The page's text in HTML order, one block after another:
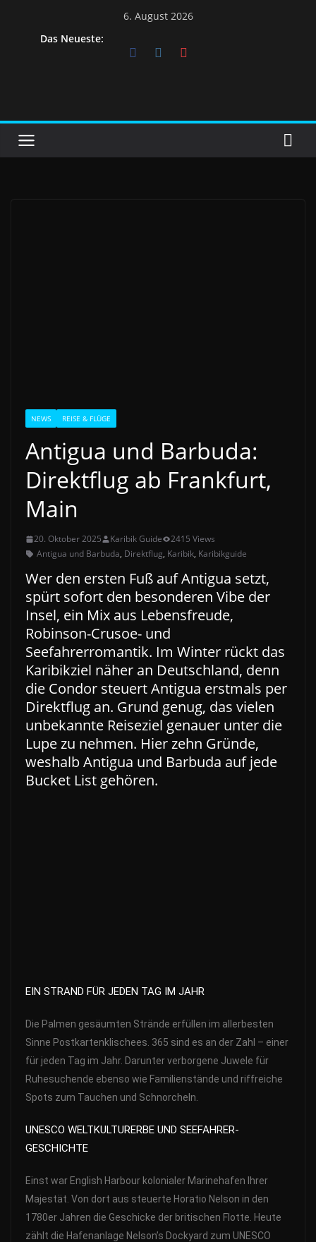
6. August 2026
Das Neueste:
NEWS REISE & FLÜGE
Antigua und Barbuda:
Direktflug ab Frankfurt,
Main
20. Oktober 2025 Karibik Guide
2415 Views
Antigua und Barbuda, Direktflug, Karibik, Karibikguide
Wer den ersten Fuß auf Antigua setzt,
spürt sofort den besonderen Vibe der
Insel, ein Mix aus Lebensfreude,
Robinson-Crusoe- und
Seefahrerromantik. Im Winter rückt das
Karibikziel näher an Deutschland, denn
die Condor steuert Antigua erstmals per
Direktflug an. Grund genug, das vielen
unbekannte Reiseziel genauer unter die
Lupe zu nehmen. Hier zehn Gründe,
weshalb Antigua und Barbuda auf jede
Bucket List gehören.
EIN STRAND FÜR JEDEN TAG IM JAHR
Die Palmen gesäumten Strände erfüllen im allerbesten
Sinne Postkartenklischees. 365 sind es an der Zahl – einer
für jeden Tag im Jahr. Darunter verborgene Juwele für
Ruhesuchende ebenso wie Familienstände und riffreiche
Spots zum Tauchen und Schnorcheln.
UNESCO WELTKULTURERBE UND SEEFAHRER-
GESCHICHTE
Einst war English Harbour kolonialer Marinehafen Ihrer
Majestät. Von dort aus steuerte Horatio Nelson in den
1780er Jahren die Geschicke der britischen Flotte. Heute
zählt die Hafenanlage Nelson’s Dockyard zum UNESCO